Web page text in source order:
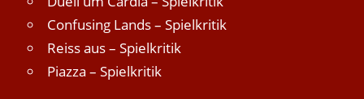
Confusing Lands – Spielkritik
Reiss aus – Spielkritik
Piazza – Spielkritik